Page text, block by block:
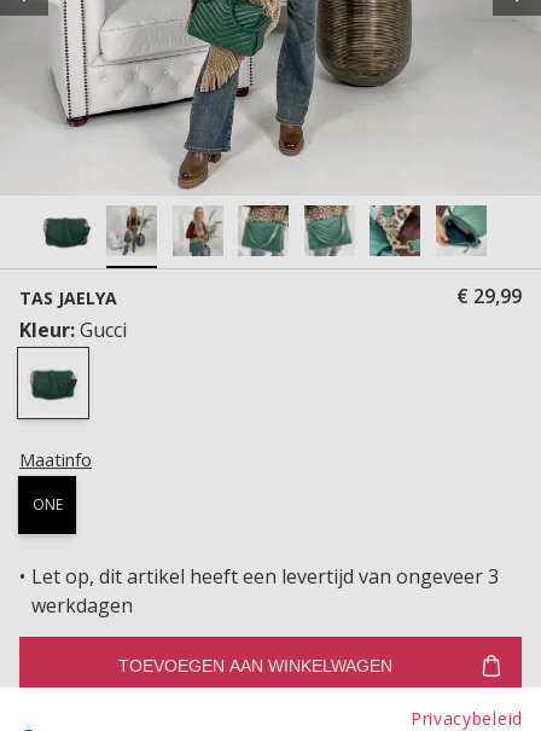
TAS JAELYA
€ 29,99
Kleur:Gucci
Maatinfo
ONE
Let op, dit artikel heeft een levertijd van ongeveer 3
werkdagen
TOEVOEGEN AAN WINKELWAGEN
Privacybeleid